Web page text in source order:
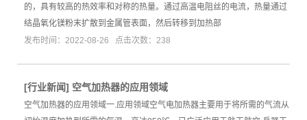
的，具有较高的热效率和对称的热量。通过高温电阻丝的电流，热量通过
结晶氧化镁粉末扩散到金属管表面，然后转移到加热部
发布时间：2022-08-26 点击次数：238
[行业新闻] 空气加热器的应用领域
空气加热器的应用领域一.应用领域空气电加热器主要用于将所需的气流从